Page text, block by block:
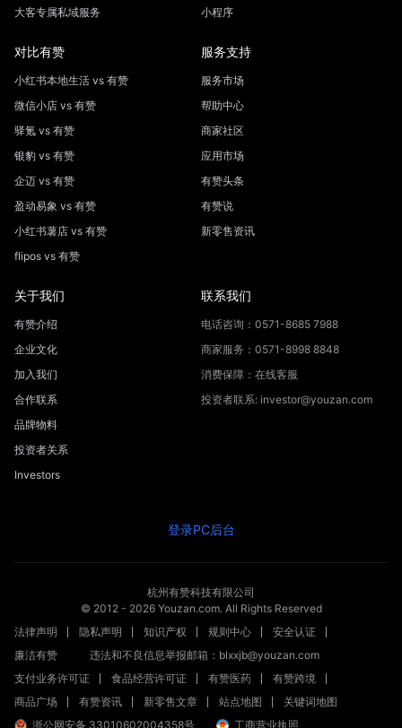
大客专属私域服务
小程序
对比有赞
小红书本地生活 vs 有赞
微信小店 vs 有赞
驿氪 vs 有赞
银豹 vs 有赞
企迈 vs 有赞
盈动易象 vs 有赞
小红书薯店 vs 有赞
flipos vs 有赞
服务支持
服务市场
帮助中心
商家社区
应用市场
有赞头条
有赞说
新零售资讯
关于我们
有赞介绍
企业文化
加入我们
合作联系
品牌物料
投资者关系
Investors
联系我们
电话咨询：0571-8685 7988
商家服务：0571-8998 8848
消费保障：在线客服
投资者联系: investor@youzan.com
登录PC后台
杭州有赞科技有限公司
© 2012 - 2026Youzan.com. All Rights Reserved
法律声明
隐私声明 知识产权 规则中心
安全认证
廉洁有赞
违法和不良信息举报邮箱：blxxjb@youzan.com
支付业务许可证
食品经营许可证 有赞医药
有赞跨境
商品广场
有赞资讯 新零售文章 站点地图
关键词地图
浙公网安备 33010602004358号
工商营业执照